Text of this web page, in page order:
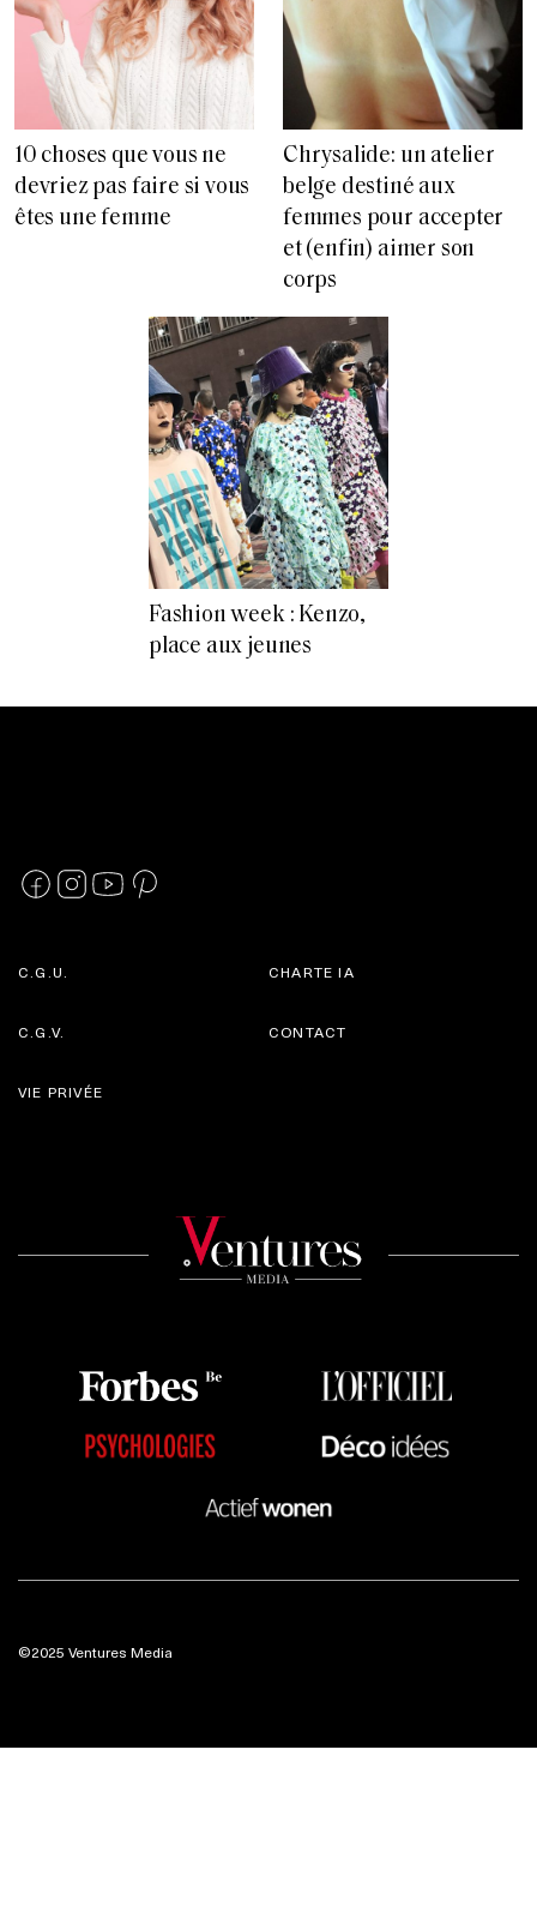
10 choses que vous ne
devriez pas faire si vous
êtes une femme
Chrysalide: un atelier
belge destiné aux
femmes pour accepter
et (enfin) aimer son
corps
Fashion week : Kenzo,
place aux jeunes
C.G.U.
C.G.V.
CHARTE IA
CONTACT
VIE PRIVÉE
©2025 Ventures Media